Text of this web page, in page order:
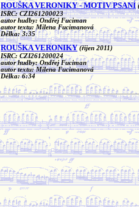
ROUŠKA VERONIKY - MOTIV PSANÍ
ISRC: CZI261200023
autor hudby: Ondřej Fuciman
autor textu: Milena Fucimanová
Délka: 3:35
ROUŠKA VERONIKY (říjen 2011)
ISRC: CZI261200024
autor hudby: Ondřej Fuciman
autor textu: Milena Fucimanová
Délka: 6:34